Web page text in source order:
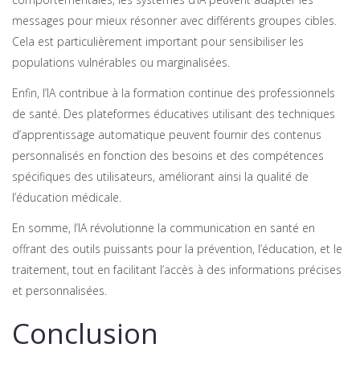
messages pour mieux résonner avec différents groupes cibles.
Cela est particulièrement important pour sensibiliser les
populations vulnérables ou marginalisées.
Enfin, l’IA contribue à la formation continue des professionnels
de santé. Des plateformes éducatives utilisant des techniques
d’apprentissage automatique peuvent fournir des contenus
personnalisés en fonction des besoins et des compétences
spécifiques des utilisateurs, améliorant ainsi la qualité de
l’éducation médicale.
En somme, l’IA révolutionne la communication en santé en
offrant des outils puissants pour la prévention, l’éducation, et le
traitement, tout en facilitant l’accès à des informations précises
et personnalisées.
Conclusion